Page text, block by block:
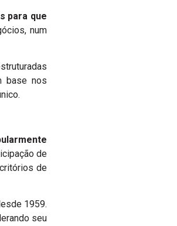
para que
num
base nos
de
de
1959.
seu